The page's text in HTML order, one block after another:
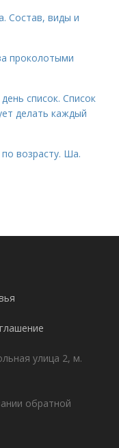
Состав, виды и
проколотыми
список. Список
делать каждый
возрасту. Ша.
улица 2, м.
обратной